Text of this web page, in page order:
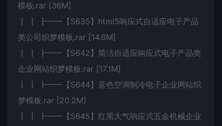
模板.rar [36M]
┃ ┃ ┣━━【S635】html5响应式自适应电子产品
类公司织梦模板.rar [14.6M]
┃ ┃ ┣━━【S642】简洁自适应响应式电子产品类
企业网站织梦模板.rar [17.1M]
┃ ┃ ┣━━【S644】蓝色空调制冷电子企业网站织
梦模板.rar [20.2M]
┃ ┃ ┣━━【S645】红黑大气响应式五金机械企业